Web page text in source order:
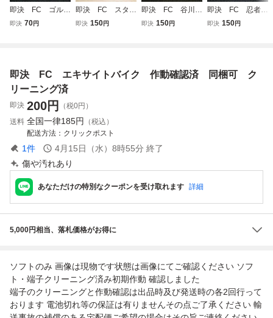
即決 FC ゴル
フ 作動確認済
即決 70円
即決 FC スター
フォース 作動確
即決 150円
即決 FC 谷川浩
司の将棋指南3
即決 150円
即決 FC 忍者ハ
ットリくん 作動
即決 150円
即決 FC エキサイトバイク 作動確認済 同梱可 ク
リーニング済
即決 200円
（税0円）
送料 全国一律185円
（税込）
配送方法
クリックポスト
1件 4月15日（水）8時55分 終了
傷や汚れあり
あなただけの特別なクーポンを受け取れます 詳細
5,000円相当、落札価格がお得に
ソフトのみ 画像は現物です状態は画像にてご確認ください ソフ
ト・端子クリーニング済み初期作動 確認しました
端子のクリーニングと作動確認は出品時及び発送時の各2回行って
おります 電池切れ等の保証は有りませんその点ご了承ください 輸